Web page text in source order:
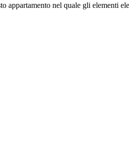
appartamento nel quale gli elementi